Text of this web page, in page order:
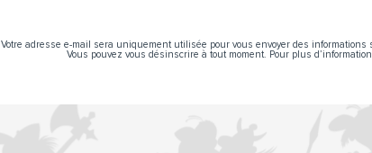
Votre adresse e-mail sera uniquement utilisée pour vous envoyer des informations
Vous pouvez vous désinscrire à tout moment. Pour plus